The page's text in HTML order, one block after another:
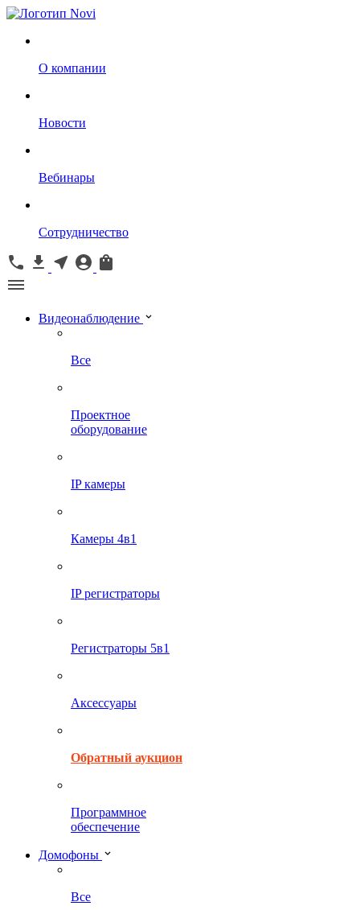
О компании
Новости
Вебинары
Сотрудничество
Видеонаблюдение
Все
Проектное
оборудование
IP камеры
Камеры 4в1
IP регистраторы
Регистраторы 5в1
Аксессуары
Обратный аукцион
Программное
обеспечение
Домофоны
Все